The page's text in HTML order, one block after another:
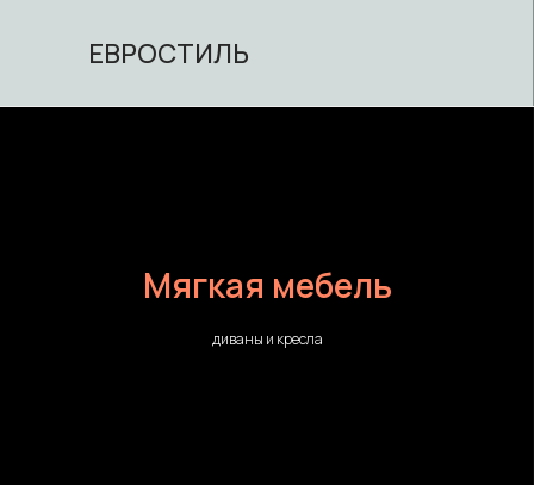
ЕВРОСТИЛЬ
Мягкая мебель
диваны и кресла